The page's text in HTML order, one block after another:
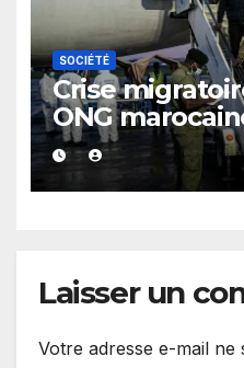
SOCIÉTÉ
Crise
ONG
les
et de Madrid
Laisser un
Votre adresse e-mail ne